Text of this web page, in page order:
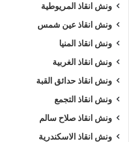
ونش انقاذ المريوطية
ونش انقاذ عين شمس
ونش انقاذ المنيا
ونش انقاذ الغربية
ونش انقاذ حدائق القبة
ونش انقاذ التجمع
ونش انقاذ صلاح سالم
ونش انقاذ الاسكندرية